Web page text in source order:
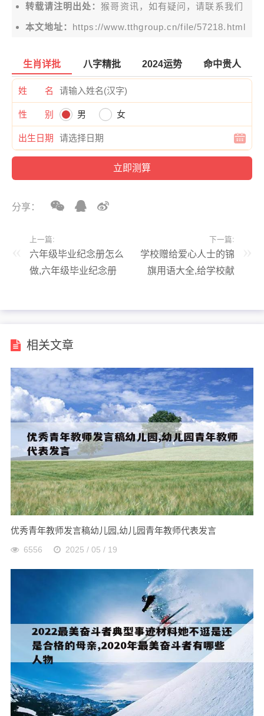
转载请注明出处：猴哥资讯，如有疑问，请联系我们
本文地址： https://www.tthgroup.cn/file/57218.html
生肖详批 八字精批 2024运势 命中贵人
姓 名
性 别 男 女
出生日期
分享：
上一篇:
六年级毕业纪念册怎么
做,六年级毕业纪念册
下一篇:
学校赠给爱心人士的锦
旗用语大全,给学校献
相关文章
优秀青年教师发言稿幼儿园,幼儿园青年教师代表发言
6556 2025 / 05 / 19